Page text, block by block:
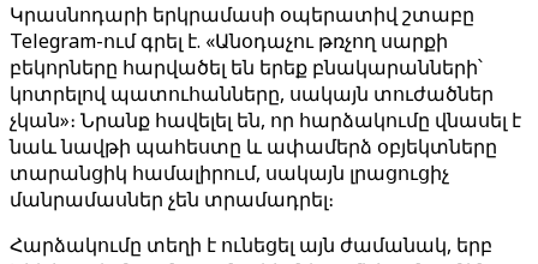
Կրասնոդարի երկրամասի օպերատիվ շտաբը
Telegram-ում գրել է. «Անօդաչու թռչող սարքի
բեկորները հարվածել են երեք բնակարանների՝
կոտրելով պատուհանները, սակայն տուժածներ
չկան»։ Նրանք հավելել են, որ հարձակումը վնասել է
նաև նավթի պահեստը և ափամերձ օբյեկտները
տարանցիկ համալիրում, սակայն լրացուցիչ
մանրամասներ չեն տրամադրել։
Հարձակումը տեղի է ունեցել այն ժամանակ, երբ